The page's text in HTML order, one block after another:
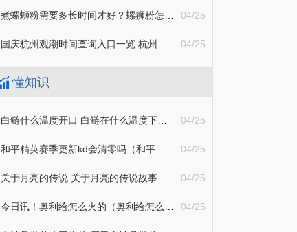
04/25
煮螺蛳粉需要多长时间才好？螺狮粉怎么煮才不硬？
04/25
国庆杭州观潮时间查询入口一览 杭州观潮城观潮时间
懂知识
04/25
白鲢什么温度开口 白鲢在什么温度下开口
04/25
和平精英赛季更新kd会清零吗（和平精英赛季更新kd会清零吗知乎）
04/25
关于月亮的传说 关于月亮的传说故事
04/25
今日讯！奥利给怎么火的（奥利给怎么火的视频）